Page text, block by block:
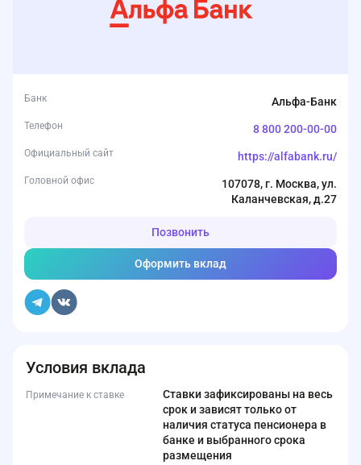
Условия вклада
Примечание к ставке
Ставки зафиксированы на весь
срок и зависят только от
наличия статуса пенсионера в
банке и выбранного срока
размещения
Банк Альфа-Банк
Телефон 8 800 200-00-00
Официальный сайт https://alfabank.ru/
Головной офис
107078, г. Москва, ул.
Каланчевская, д.27
Позвонить
Оформить вклад